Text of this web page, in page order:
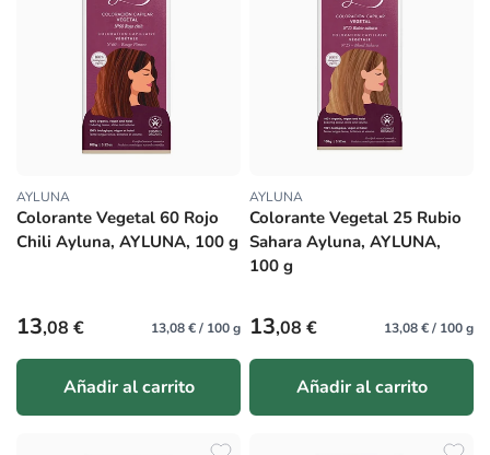
Proveedor:
AYLUNA
Colorante Vegetal 60 Rojo
Chili Ayluna, AYLUNA, 100 g
Precio habitual
13,08 € 13,08 € / 100 g
Añadir al carrito
Proveedor:
AYLUNA
Colorante Vegetal 25 Rubio
Sahara Ayluna, AYLUNA,
100 g
Precio habitual
13,08 € 13,08 € / 100 g
Añadir al carrito